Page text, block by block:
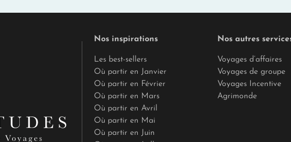
Nos inspirations
Les best-sellers
Où partir en Janvier
Où partir en Février
Où partir en Mars
Où partir en Avril
Où partir en Mai
Où partir en Juin
Nos autres
Voyages d’affaires
Voyages de groupe
Voyages Incentive
Agrimonde